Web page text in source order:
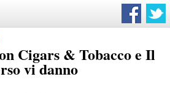
Cigars & Tobacco e Il
vi danno